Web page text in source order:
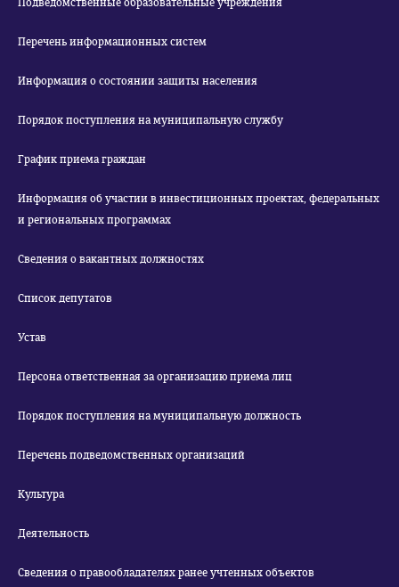
Подведомственные образовательные учреждения
Перечень информационных систем
Информация о состоянии защиты населения
Порядок поступления на муниципальную службу
График приема граждан
Информация об участии в инвестиционных проектах, федеральных
и региональных программах
Сведения о вакантных должностях
Список депутатов
Устав
Персона ответственная за организацию приема лиц
Порядок поступления на муниципальную должность
Перечень подведомственных организаций
Культура
Деятельность
Сведения о правообладателях ранее учтенных объектов